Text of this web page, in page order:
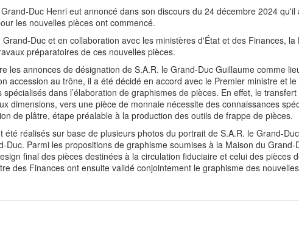
Duc Henri eut annoncé dans son discours du 24 décembre 2024 qu'il
les nouvelles pièces ont commencé.
Duc et en collaboration avec les ministères d'État et des Finances, la
préparatoires de ces nouvelles pièces.
les annonces de désignation de S.A.R. le Grand-Duc Guillaume comme
accession au trône, il a été décidé en accord avec le Premier ministre et
dans l’élaboration de graphismes de pièces. En effet, le transfert
dimensions, vers une pièce de monnaie nécessite des connaissances
de plâtre, étape préalable à la production des outils de frappe de pièces.
été réalisés sur base de plusieurs photos du portrait de S.A.R. le Grand-
Duc. Parmi les propositions de graphisme soumises à la Maison du Grand-
final des pièces destinées à la circulation fiduciaire et celui des pièces
des Finances ont ensuite validé conjointement le graphisme des